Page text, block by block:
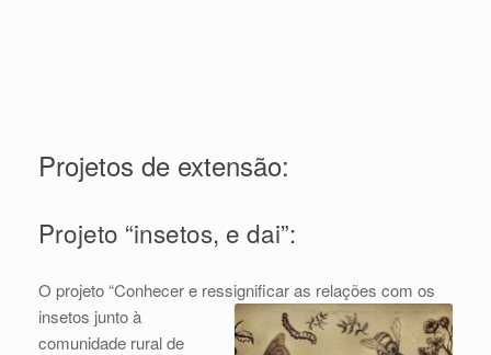
Projetos de extensão:
Projeto “insetos, e dai”:
O projeto “Conhecer e ressignificar as relações com os
insetos junto à
comunidade rural de